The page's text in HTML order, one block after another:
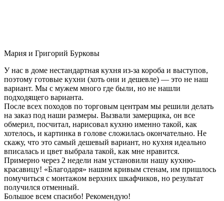
Мария и Григорий Бурковы
У нас в доме нестандартная кухня из-за короба и выступов,
поэтому готовые кухни (хоть они и дешевле) — это не наш
вариант. Мы с мужем много где были, но не нашли
подходящего варианта.
После всех походов по торговым центрам мы решили делать
на заказ под наши размеры. Вызвали замерщика, он все
обмерил, посчитал, нарисовал кухню именно такой, как
хотелось, и картинка в голове сложилась окончательно. Не
скажу, что это самый дешевый вариант, но кухня идеально
вписалась и цвет выбрала такой, как мне нравится.
Примерно через 2 недели нам установили нашу кухню-
красавицу! «Благодаря» нашим кривым стенам, им пришлось
помучиться с монтажом верхних шкафчиков, но результат
получился отменный.
Большое всем спасибо! Рекомендую!